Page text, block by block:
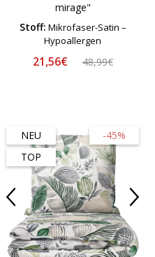
mirage"
Stoff: Mikrofaser-Satin –
Hypoallergen
21,56€ 48,99€
-45%
NEU
TOP